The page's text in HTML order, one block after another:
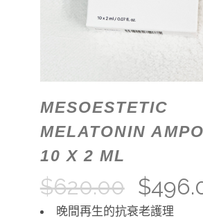
MESOESTETIC
MELATONIN
10 X 2 ML
$620.00 $
晚間再生的抗衰老護理